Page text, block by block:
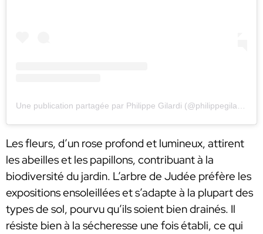
Les fleurs, d’un rose profond et lumineux, attirent
les abeilles et les papillons, contribuant à la
biodiversité du jardin. L’arbre de Judée préfère les
expositions ensoleillées et s’adapte à la plupart des
types de sol, pourvu qu’ils soient bien drainés. Il
résiste bien à la sécheresse une fois établi, ce qui